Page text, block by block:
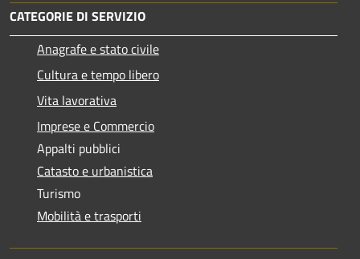
CATEGORIE DI SERVIZIO
Anagrafe e stato civile
Cultura e tempo libero
Vita lavorativa
Imprese e Commercio
Appalti pubblici
Catasto e urbanistica
Turismo
Mobilità e trasporti